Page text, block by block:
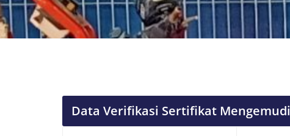
Data Verifikasi Sertifikat Mengemudi